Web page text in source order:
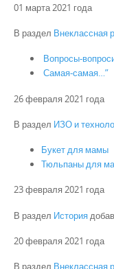
01 марта 2021 года
В раздел Внеклассная
Вопросы-
Самая-самая…”
26 февраля 2021 года
В раздел ИЗО и
Букет для мамы
Тюльпаны для
23 февраля 2021 года
В раздел История
20 февраля 2021 года
В раздел Внеклассная